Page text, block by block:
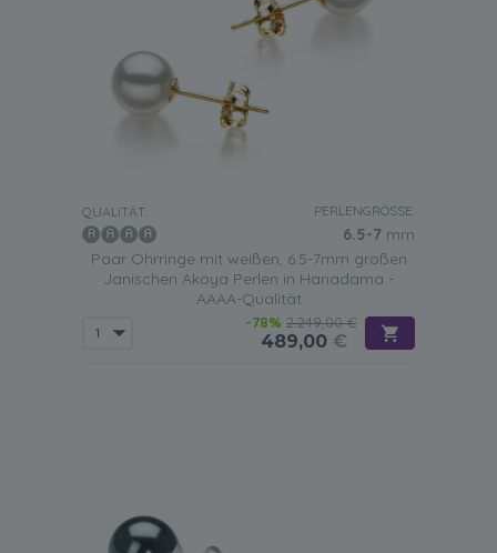
QUALITÄT: PERLENGRÖSSE:
6.5-7 mm
Paar Ohrringe mit weißen, 6.5-7mm großen
Janischen Akoya Perlen in Hanadama -
AAAA-Qualität
-78% 2.249,00 €
489,00 €